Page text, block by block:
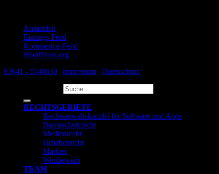
Anmelden
Eintrags-Feed
Kommentar-Feed
WordPress.org
03641 - 5540630
Impressum Datenschutz
RECHTSGEBIETE
Rechtsanwaltskanzlei für Software und Apps
Datenschutzrecht
Medienrecht
Urheberrecht
Marken
Wettbewerb
TEAM